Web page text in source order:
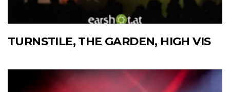
TURNSTILE, THE GARDEN, HIGH VIS